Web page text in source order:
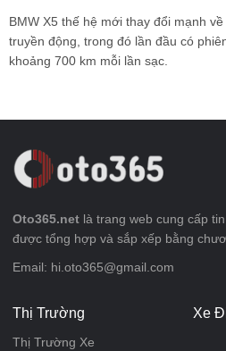
BMW X5 thế hệ mới thay đổi mạnh
truyền động, trong đó lần đầu có
khoảng 700 km mỗi lần sạc.
Oto365.net là trang web cung cấp
được tổng hợp và sắp xếp bằng
Email: hi.oto365@gmail.com
Thị Trường
Thị Trường Xe
Xe